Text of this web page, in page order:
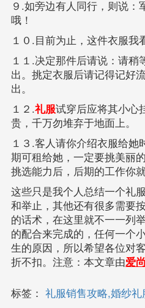
９.如旁边有人同行，则说：
哦！
１０.目前为止，这件衣服我
１１.决定那件后请说：请稍
出。挑定衣服后请记得记好
出。
１２.礼服试穿后应将其小心
贵，千万勿堆弃于地面上。
１３.客人请你介绍衣服给她
期可租给她，一定要挑美丽
挑选能力后，后期的工作你
这些只是我个人总结一个礼
和举止，其他还有很多需要
的话术，在这里就不一一列
的配合来完成的，任何一个
生的原因，所以希望各位对
折不扣。注意：本文章由爱
标签： 礼服销售攻略,婚纱